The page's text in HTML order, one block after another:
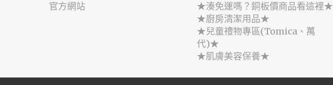
官方網站
★湊免運嗎？銅板價商品看這裡★
★廚房清潔用品★
★兒童禮物專區(Tomica、萬
代)★
★肌膚美容保養★